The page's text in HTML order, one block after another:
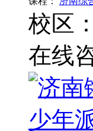
校区：
在线